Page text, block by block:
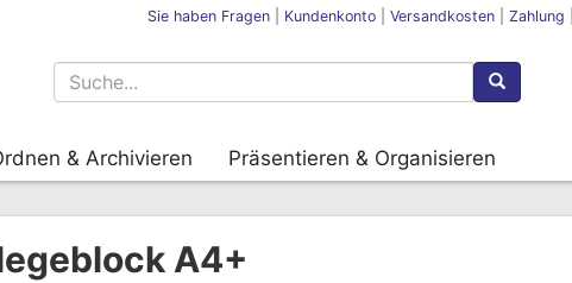
Sie haben Fragen Kundenkonto Versandkosten Zahlung
& Archivieren Präsentieren & Organisieren
A4+